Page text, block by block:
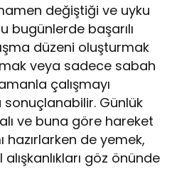
değiştiği ve uyku
bugünlerde başarılı
düzeni oluşturmak
veya sadece sabah
çalışmayı
Günlük
ve buna göre hareket
hazırlarken de yemek,
göz önünde